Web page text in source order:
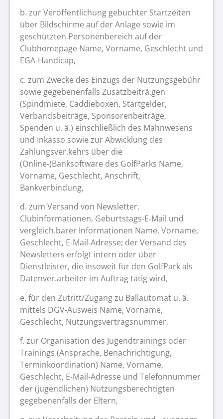
b. zur Veröffentlichung gebuchter Startzeiten
über Bildschirme auf der Anlage sowie im
geschützten Personenbereich auf der
Clubhomepage Name, Vorname, Geschlecht und
EGA-Handicap,
c. zum Zwecke des Einzugs der Nutzungsgebühr
sowie gegebenenfalls Zusatzbeiträ.gen
(Spindmiete, Caddieboxen, Startgelder,
Verbandsbeiträge, Sponsorenbeiträge,
Spenden u. ä.) einschließlich des Mahnwesens
und Inkasso sowie zur Abwicklung des
Zahlungsver.kehrs über die
(Online-)Banksoftware des GolfParks Name,
Vorname, Geschlecht, Anschrift,
Bankverbindung,
d. zum Versand von Newsletter,
Clubinformationen, Geburtstags-E-Mail und
vergleich.barer Informationen Name, Vorname,
Geschlecht, E-Mail-Adresse; der Versand des
Newsletters erfolgt intern oder über
Dienstleister, die insoweit für den GolfPark als
Datenver.arbeiter im Auftrag tätig wird,
e. für den Zutritt/Zugang zu Ballautomat u. ä.
mittels DGV-Ausweis Name, Vorname,
Geschlecht, Nutzungsvertragsnummer,
f. zur Organisation des Jugendtrainings oder
Trainings (Ansprache, Benachrichtigung,
Terminkoordination) Name, Vorname,
Geschlecht, E-Mail-Adresse und Telefonnummer
der (jugendlichen) Nutzungsberechtigten
gegebenenfalls der Eltern,